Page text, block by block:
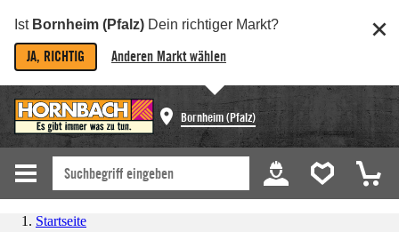
Ist Bornheim (Pfalz) Dein richtiger Markt?
JA, RICHTIG Anderen Markt wählen
Bornheim (Pfalz)
Startseite